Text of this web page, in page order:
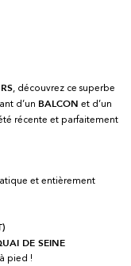
, découvrez ce superbe
d’un BALCON et d’un
récente et parfaitement
et entièrement
DE SEINE
pied !